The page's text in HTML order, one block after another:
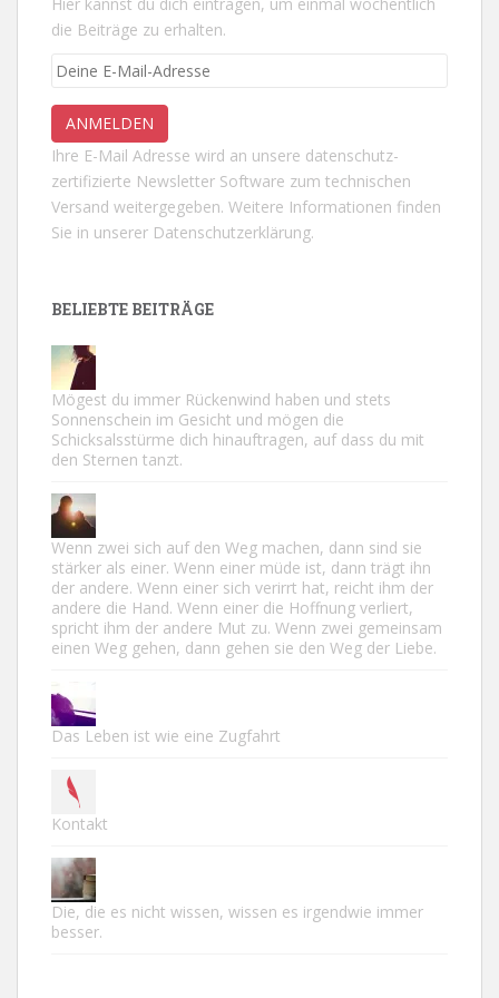
die Beiträge zu erhalten.
Ihre E-Mail Adresse wird an unsere datenschutz-
zertifizierte Newsletter Software zum technischen
Versand weitergegeben. Weitere Informationen finden
Sie in unserer Datenschutzerklärung.
BELIEBTE BEITRÄGE
Mögest du immer Rückenwind haben und stets
Sonnenschein im Gesicht und mögen die
Schicksalsstürme dich hinauftragen, auf dass du mit
den Sternen tanzt.
Wenn zwei sich auf den Weg machen, dann sind sie
stärker als einer. Wenn einer müde ist, dann trägt ihn
der andere. Wenn einer sich verirrt hat, reicht ihm der
andere die Hand. Wenn einer die Hoffnung verliert,
spricht ihm der andere Mut zu. Wenn zwei gemeinsam
einen Weg gehen, dann gehen sie den Weg der Liebe.
Das Leben ist wie eine Zugfahrt
Kontakt
Die, die es nicht wissen, wissen es irgendwie immer
besser.